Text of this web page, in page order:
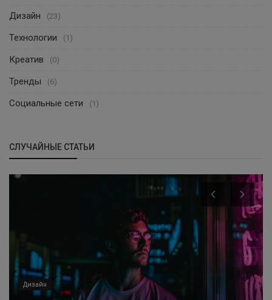
Дизайн (23)
Технологии (1)
Креатив (0)
Тренды (6)
Социальные сети (1)
СЛУЧАЙНЫЕ СТАТЬИ
Дизайн